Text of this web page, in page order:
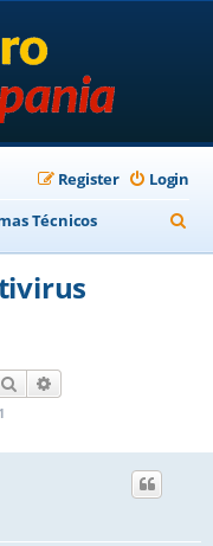
Login
Register
Técnicos
e
Search
1